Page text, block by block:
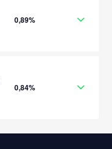
0,89%
0,84%